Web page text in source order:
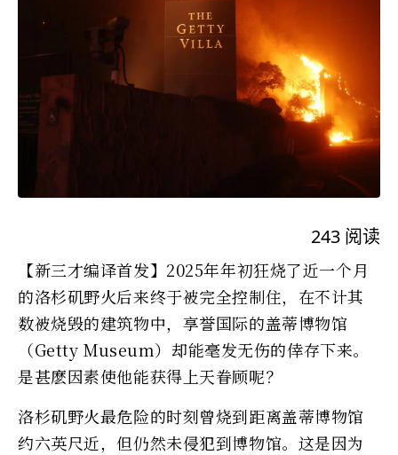
243 阅读
【新三才编译首发】2025年年初狂烧了近一个月
的洛杉矶野火后来终于被完全控制住，在不计其
数被烧毁的建筑物中，享誉国际的盖蒂博物馆
（Getty Museum）却能毫发无伤的倖存下来。
是甚麽因素使他能获得上天眷顾呢？
洛杉矶野火最危险的时刻曾烧到距离盖蒂博物馆
约六英尺近，但仍然未侵犯到博物馆。这是因为